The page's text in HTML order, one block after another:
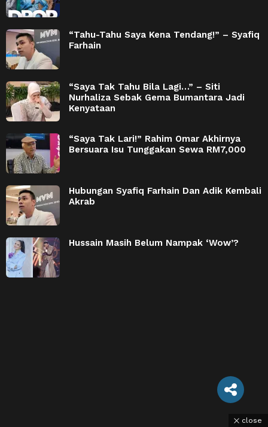
“Tahu-Tahu Saya Kena Tendang!” – Syafiq
Farhain
“Saya Tak Tahu Bila Lagi…” – Siti
Nurhaliza Sebak Gema Bumantara Jadi
Kenyataan
“Saya Tak Lari!” Rahim Omar Akhirnya
Bersuara Isu Tunggakan Sewa RM7,000
Hubungan Syafiq Farhain Dan Adik Kembali
Akrab
Hussain Masih Belum Nampak ‘Wow’?
close